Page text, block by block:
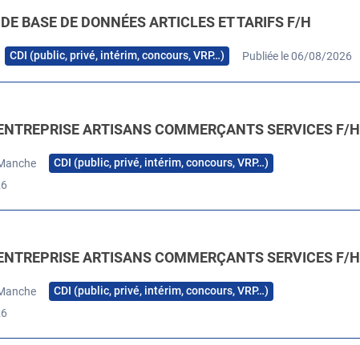
BASE DE DONNÉES ARTICLES ET TARIFS F/H
CDI (public, privé, intérim, concours, VRP…) Publiée le 06/08/2026
ARTISANS COMMERÇANTS SERVICES F/H
CDI (public, privé, intérim, concours, VRP…)
ARTISANS COMMERÇANTS SERVICES F/H
CDI (public, privé, intérim, concours, VRP…)